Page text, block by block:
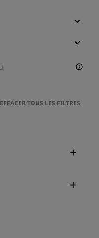
EFFACER TOUS LES FILTRES